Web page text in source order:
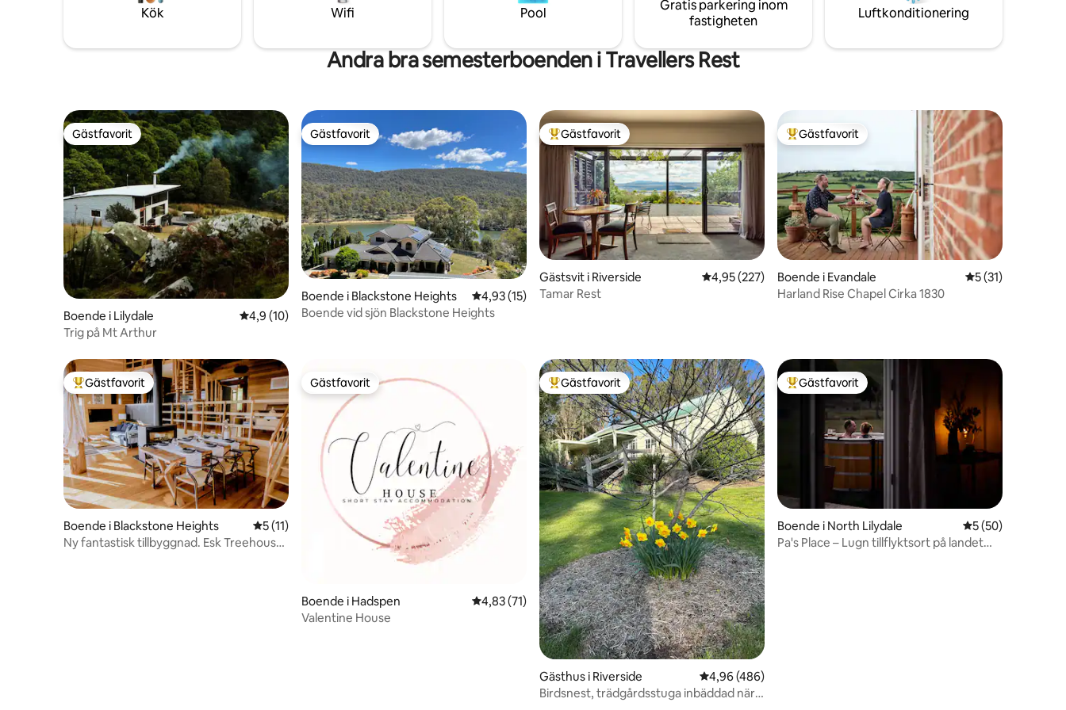
utomhusbubbelpool i cederträ eller
myser i din säng i loftstil.
House/Seahorseworld en kort promenad
för avkoppling och underhållning. Vi kan
knappt vänta på att välkomna dig!
Kök Wifi Pool
Gratis parkering inom
fastigheten
Luftkonditionering
Andra bra semesterboenden i Travellers Rest
Gästfavorit
Gästfavorit
Boende i Lilydale 4,9 av 5 i genomsnittligt betyg, 10 omdömen
4,9 (10)
Trig på Mt Arthur
Gästfavorit
Gästfavorit
Boende i Blackstone Heights 4,93 av 5 i genomsnittligt betyg, 15 omdömen
4,93 (15)
Boende vid sjön Blackstone Heights
Populär gästfavorit
Gästfavorit
Gästsvit i Riverside 4,95 av 5 i genomsnittligt betyg, 227 omdömen
4,95 (227)
Tamar Rest
Populär gästfavorit
Gästfavorit
Boende i Evandale 5 av 5 i
5 (31)
Harland Rise Chapel Cirka 1830
Populär gästfavorit
Gästfavorit
Boende i Blackstone Heights 5 av 5 i genomsnittligt betyg, 11 omdömen
5 (11)
Ny fantastisk tillbyggnad. Esk Treehouse
Gästfavorit
Gästfavorit
Boende i Hadspen 4,83 av 5 i genomsnittligt betyg, 71 omdömen
4,83 (71)
Valentine House
Populär gästfavorit
Gästfavorit
Gästhus i Riverside 4,96 av 5 i genomsnittligt betyg, 486 omdömen
4,96 (486)
Birdsnest, trädgårdsstuga inbäddad nära
Populär gästfavorit
Gästfavorit
Boende i North Lilydale 5 av 5 i
5 (50)
Pa's Place – Lugn tillflyktsort på landet